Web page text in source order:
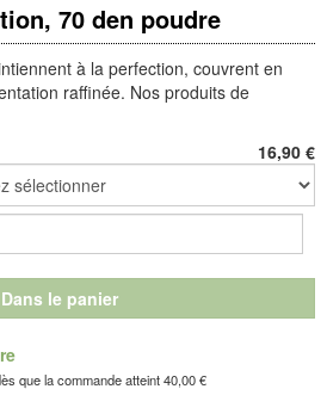
70 den poudre
à la perfection, couvrent en
raffinée. Nos produits de
veineuse, dynamisent les tissus et
polyamide et 17% élasthanne.
Adolf-Senger-Str. 10, D-79618
16,90 €
Dans le panier
que la commande atteint 40,00 €